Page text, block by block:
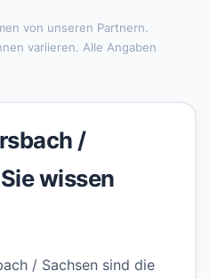
von unseren Partnern.
variieren. Alle Angaben
/
wissen
/ Sachsen sind die